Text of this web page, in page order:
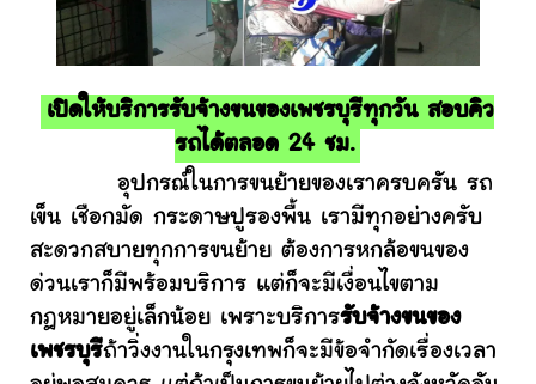
เปิดให้บริการรับจ้างขนของเพชรบุรีทุกวัน สอบคิว
รถได้ตลอด 24 ชม.
อุปกรณ์ในการขนย้ายของเราครบครัน รถ
เข็น เชือกมัด กระดาษปูรองพื้น เรามีทุกอย่างครับ
สะดวกสบายทุกการขนย้าย ต้องการหกล้อขนของ
ด่วนเราก็มีพร้อมบริการ แต่ก็จะมีเงื่อนไขตาม
กฎหมายอยู่เล็กน้อย เพราะบริการรับจ้างขนของ
เพชรบุรีถ้าวิ่งงานในกรุงเทพก็จะมีข้อจำกัดเรื่องเวลา